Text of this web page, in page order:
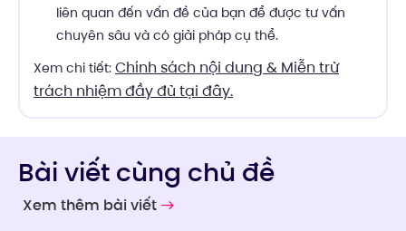
liên quan đến vấn đề của bạn để được tư vấn
chuyên sâu và có giải pháp cụ thể.
Xem chi tiết: Chính sách nội dung & Miễn trừ
trách nhiệm đầy đủ tại đây.
Bài viết cùng chủ đề
Xem thêm bài viết